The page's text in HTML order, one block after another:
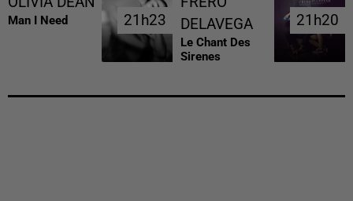
Man I Need 21h23
21h23
DELAVEGA
Le Chant Des
Sirenes
21h20
21h20